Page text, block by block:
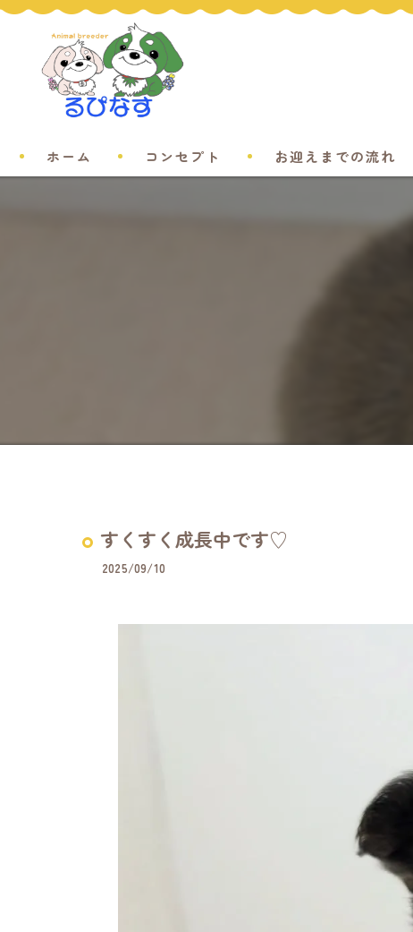
ホーム コンセプト お迎えまでの流れ
すくすく成長中です♡
2025/09/10